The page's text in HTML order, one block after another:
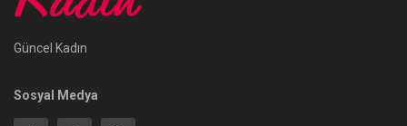
Güncel Kadın
Sosyal Medya